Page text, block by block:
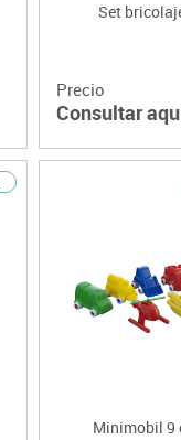
Set
Precio
Consultar
Minimobil 9